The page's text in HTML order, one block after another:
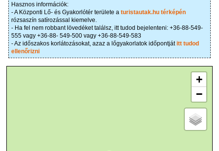
Hasznos információk:
- A Központi Lő- és Gyakorlótér területe a turistautak.hu térképén
rózsaszín satírozással kiemelve.
- Ha fel nem robbant lövedéket találsz, itt tudod bejelenteni: +36-88-549-
555 vagy +36-88- 549-500 vagy +36-88-549-583
- Az időszakos korlátozásokat, azaz a lőgyakorlatok időpontjátitt tudod
ellenőrizni
+
−